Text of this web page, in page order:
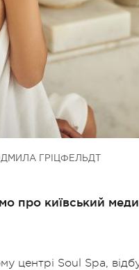
ГРІЦФЕЛЬДТ
про київський
центрі Soul Spa,